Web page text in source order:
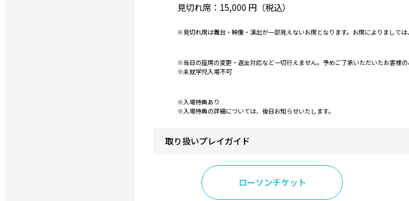
見切れ席：15,000 円（税込）
※見切れ席は舞台・映像・演出が一部見えないお席となります。お席によりまして
※当日の座席の変更・返金対応など一切行えません。予めご了承いただいたお客様の
※未就学児入場不可
※入場特典あり
※入場特典の詳細については、後日お知らせいたします。
取り扱いプレイガイド
ローソンチケット